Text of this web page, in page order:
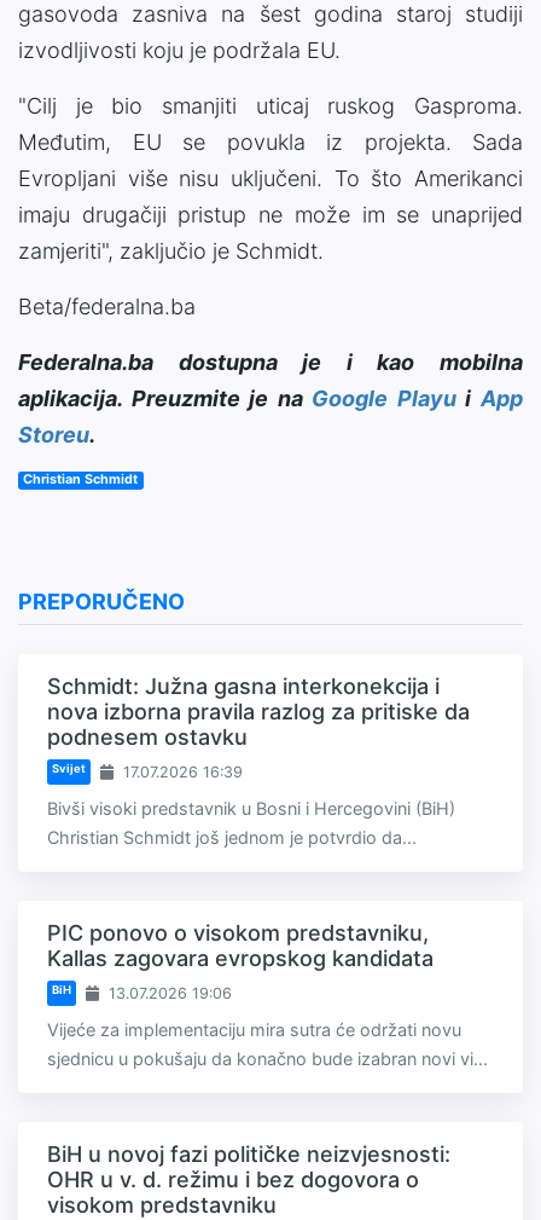
gasovoda zasniva na šest godina staroj studiji
izvodljivosti koju je podržala EU.
"Cilj je bio smanjiti uticaj ruskog Gasproma.
Međutim, EU se povukla iz projekta. Sada
Evropljani više nisu uključeni. To što Amerikanci
imaju drugačiji pristup ne može im se unaprijed
zamjeriti", zaključio je Schmidt.
Beta/federalna.ba
Federalna.ba dostupna je i kao mobilna
aplikacija. Preuzmite je na Google PlayuiApp
Storeu.
Christian Schmidt
PREPORUČENO
Schmidt: Južna gasna interkonekcija i
nova izborna pravila razlog za pritiske da
podnesem ostavku
Svijet 17.07.2026 16:39
Bivši visoki predstavnik u Bosni i Hercegovini (BiH)
Christian Schmidt još jednom je potvrdio da...
PIC ponovo o visokom predstavniku,
Kallas zagovara evropskog kandidata
BiH 13.07.2026 19:06
Vijeće za implementaciju mira sutra će održati novu
sjednicu u pokušaju da konačno bude izabran novi vi...
BiH u novoj fazi političke neizvjesnosti:
OHR u v. d. režimu i bez dogovora o
visokom predstavniku